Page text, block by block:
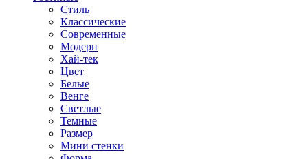
Стиль
Классические
Современные
Модерн
Хай-тек
Цвет
Белые
Венге
Светлые
Темные
Размер
Мини стенки